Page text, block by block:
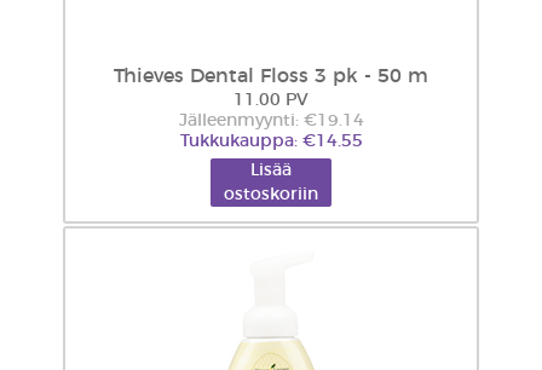
Thieves Dental Floss 3 pk - 50 m
11.00 PV
Jälleenmyynti: €19.14
Tukkukauppa: €14.55
Lisää
ostoskoriin